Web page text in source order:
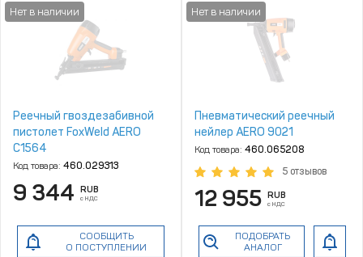
Реечный гвоздезабивной
пистолет FoxWeld AERO
C1564
Код товара: 460.029313
9 344 RUB
с НДС
СООБЩИТЬ
О ПОСТУПЛЕНИИ
Пневматический реечный
нейлер AERO 9021
Код товара: 460.065208
5 отзывов
12 955 RUB
с НДС
ПОДОБРАТЬ
АНАЛОГ